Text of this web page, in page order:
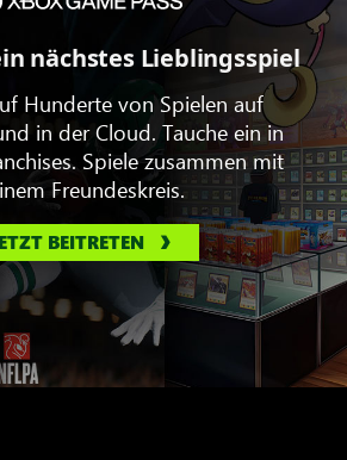
nächstes Lieblingsspiel
Hunderte von Spielen auf
in der Cloud. Tauche ein in
Spiele zusammen mit
Freundeskreis.
BEITRETEN